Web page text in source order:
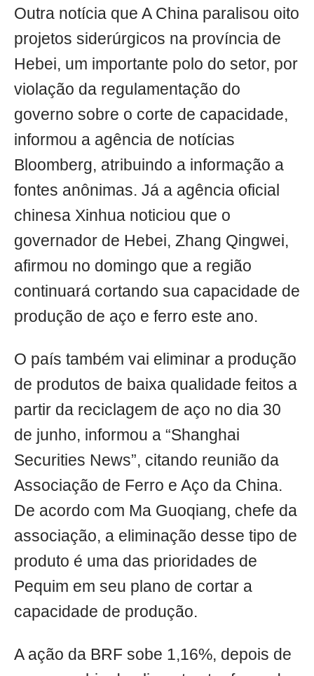
Outra notícia que A China paralisou oito
projetos siderúrgicos na província de
Hebei, um importante polo do setor, por
violação da regulamentação do
governo sobre o corte de capacidade,
informou a agência de notícias
Bloomberg, atribuindo a informação a
fontes anônimas. Já a agência oficial
chinesa Xinhua noticiou que o
governador de Hebei, Zhang Qingwei,
afirmou no domingo que a região
continuará cortando sua capacidade de
produção de aço e ferro este ano.
O país também vai eliminar a produção
de produtos de baixa qualidade feitos a
partir da reciclagem de aço no dia 30
de junho, informou a “Shanghai
Securities News”, citando reunião da
Associação de Ferro e Aço da China.
De acordo com Ma Guoqiang, chefe da
associação, a eliminação desse tipo de
produto é uma das prioridades de
Pequim em seu plano de cortar a
capacidade de produção.
A ação da BRF sobe 1,16%, depois de